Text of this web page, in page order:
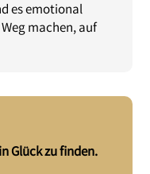
es emotional
machen, auf
Glück zu finden.